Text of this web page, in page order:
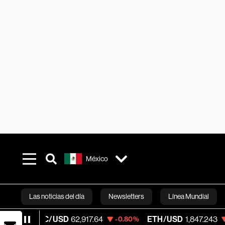
México
Las noticias del día Newsletters Línea Mundial
Bloomberg
BTC/USD 62,917.64 -0.80% ETH/USD 1,847.243 -1.84%